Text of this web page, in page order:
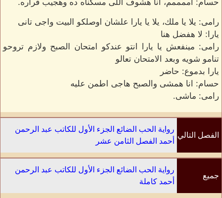
حسام: اممممم، انا هشوف اللى مسكناه ده وهجيب قراره.
رامى: يلا يا ملك، يلا يا يارا علشان اوصلكو البيت واجى تانى
يارا: لا هفضل هنا
رامى: مينفعش يا يارا انتو عندكو امتحان الصبح ولازم تروحو
تنامو شويه وبعد الامتحان تعالو
يارا بدموع: حاضر
حسام: انا همشى والصبح هاجى اطمن عليه
رامى: ماشى.
الفصل التالي
رواية الحب الضائع الجزء الأول للكاتب عبد الرحمن
أحمد الفصل الثامن عشر
جميع
رواية الحب الضائع الجزء الأول للكاتب عبد الرحمن
أحمد كاملة